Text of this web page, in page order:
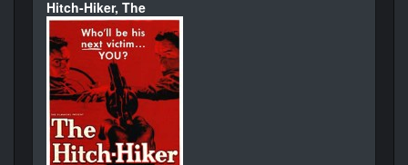
Hitch-Hiker, The